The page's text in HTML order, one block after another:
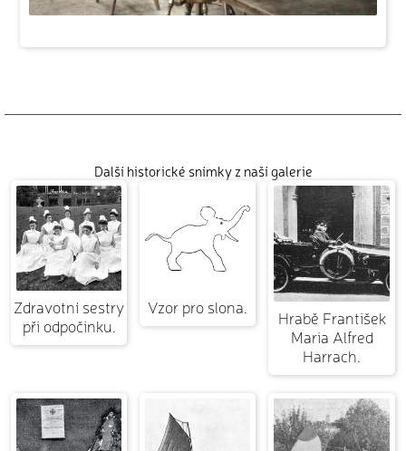
Další historické snímky z naší galerie
Zdravotní sestry
při odpočinku.
Vzor pro slona.
Hrabě František
Maria Alfred
Harrach.